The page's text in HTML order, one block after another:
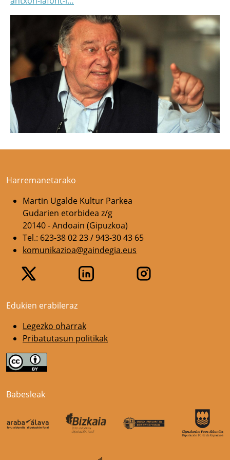
Harremanetarako
Martin Ugalde Kultur Parkea
Gudarien etorbidea z/g
20140 - Andoain (Gipuzkoa)
Tel.: 623-38 02 23 / 943-30 43 65
komunikazioa@gaindegia.eus
Edukien erabileraz
Legezko oharrak
Pribatutasun politikak
Babesleak